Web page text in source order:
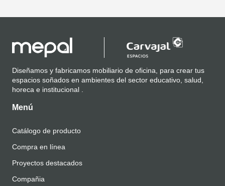
Diseñamos y fabricamos mobiliario de oficina, para crear tus
espacios soñados en ambientes del sector educativo, salud,
horeca e institucional .
Menú
Catálogo de producto
Compra en línea
Proyectos destacados
Compañia